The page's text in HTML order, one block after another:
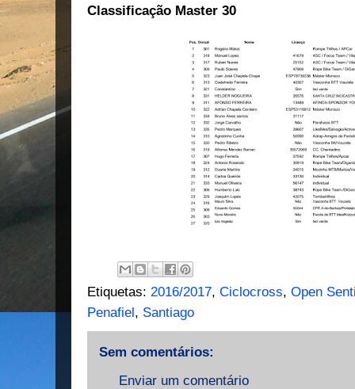
Classificação Master 30
Etiquetas: 2016/2017, Ciclocross, Open
Penafiel, Santiago
Sem comentários:
Enviar um comentário